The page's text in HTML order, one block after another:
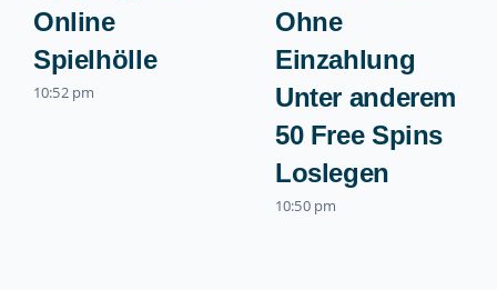
Online
Spielhölle
10:52 pm
Ohne
Einzahlung
Unter anderem
50 Free Spins
Loslegen
10:50 pm